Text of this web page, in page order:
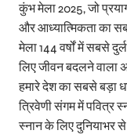
कुंभ मेला 2025, जो
और आध्यात्मिकता का
मेला 144 वर्षों में सबसे
लिए जीवन बदलने वाला
हमारे देश का सबसे बड़ा
त्रिवेणी संगम में पवित्र
स्नान के लिए